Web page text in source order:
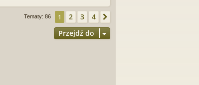
Tematy: 86 1 2 3 4
Przejdź do